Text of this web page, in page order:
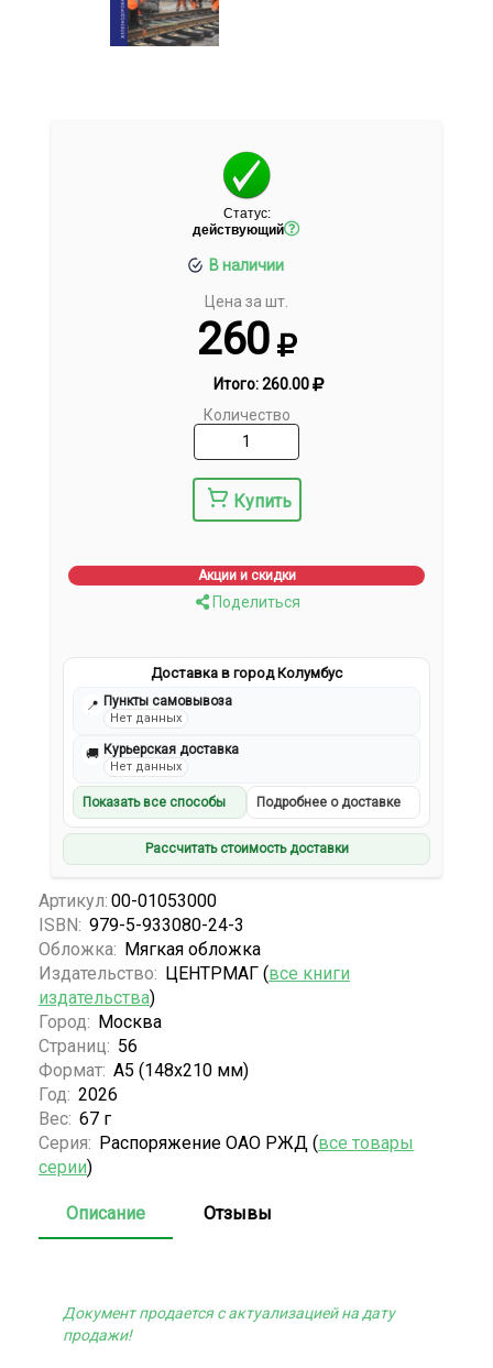
Статус:
действующий
В наличии
Цена за шт.
260
Итого:260.00
Количество
Купить
Акции и скидки
Поделиться
Доставка в город Колумбус
📍 Пункты самовывоза
Нет данных
🚚 Курьерская доставка
Нет данных
Показать все способы Подробнее о доставке
Рассчитать стоимость доставки
Артикул: 00-01053000
ISBN: 979-5-933080-24-3
Обложка: Мягкая обложка
Издательство: ЦЕНТРМАГ (все книги
издательства)
Город: Москва
Страниц: 56
Формат: А5 (148x210 мм)
Год: 2026
Вес: 67 г
Серия: Распоряжение ОАО РЖД (все товары
серии)
Описание Отзывы
Документ продается с актуализацией на дату
продажи!